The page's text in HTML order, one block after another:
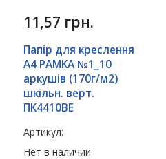
11,57 грн.
Папір для креслення
А4 РАМКА №1_10
аркушів (170г/м2)
шкільн. верт.
ПК4410ВЕ
Артикул:
Нет в наличии